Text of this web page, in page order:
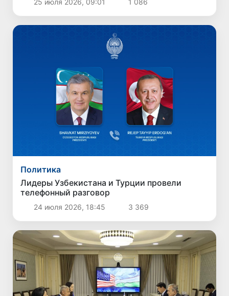
Политика
Лидеры Узбекистана и Турции провели
телефонный разговор
24 июля 2026, 18:45 3 369